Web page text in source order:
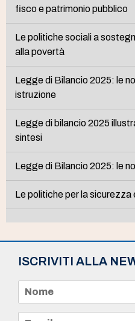
fisco e patrimonio pubblico
Le politiche sociali a
alla povertà
Legge di Bilancio 2025: le
istruzione
Legge di bilancio 2025
sintesi
Legge di Bilancio 2025: le
Le politiche per la sicurezza
ISCRIVITI ALLA
m
e